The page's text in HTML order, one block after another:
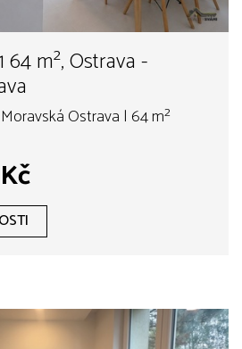
64 m², Ostrava -
Ostrava | 64 m²